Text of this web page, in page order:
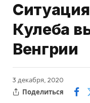
Кулеба
Венгрии
3 декабря, 2020
Поделиться